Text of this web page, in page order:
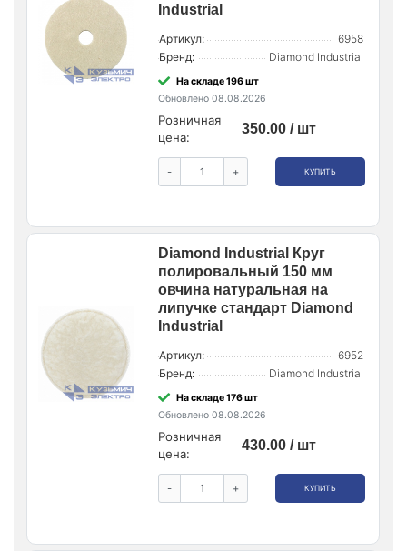
Industrial
Артикул:
6958
Бренд:
Diamond Industrial
На складе 196 шт
Обновлено 08.08.2026
Розничная
цена:
350.00 / шт
- + КУПИТЬ
Diamond Industrial Круг
полировальный 150 мм
овчина натуральная на
липучке стандарт Diamond
Industrial
Артикул:
6952
Бренд:
Diamond Industrial
На складе 176 шт
Обновлено 08.08.2026
Розничная
цена:
430.00 / шт
- + КУПИТЬ